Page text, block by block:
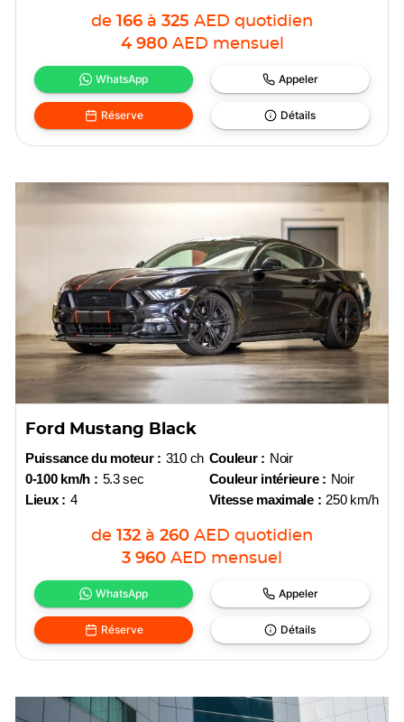
de 166 à 325 AED quotidien
4 980 AED mensuel
WhatsApp Appeler
Réserve Détails
Ford Mustang Black
Puissance du moteur : 310 ch
0-100 km/h : 5.3 sec
Lieux : 4
Couleur : Noir
Couleur intérieure : Noir
Vitesse maximale : 250 km/h
de 132 à 260 AED quotidien
3 960 AED mensuel
WhatsApp Appeler
Réserve Détails